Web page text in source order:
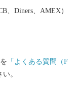
、Diners、AMEX）
「よくある質問（F
。